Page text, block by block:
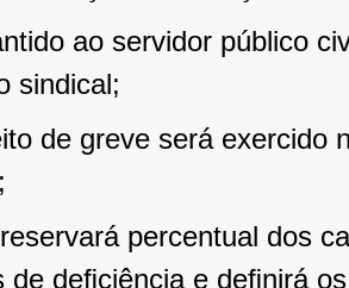
ao servidor público
sindical;
de greve será exercido
percentual dos
de deﬁciência e deﬁnirá